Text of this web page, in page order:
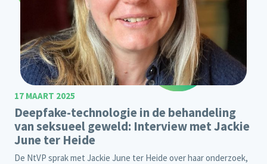
17 MAART 2025
Deepfake-technologie in de behandeling
van seksueel geweld: Interview met Jackie
June ter Heide
De NtVP sprak met Jackie June ter Heide over haar onderzoek,